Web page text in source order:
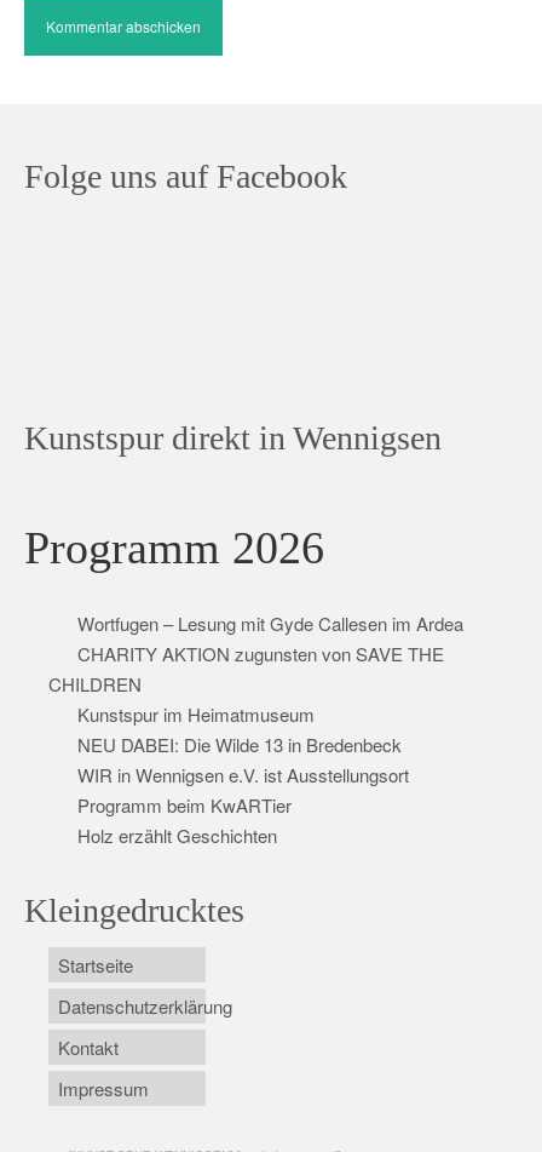
Folge uns auf Facebook
Kunstspur direkt in Wennigsen
Programm 2026
Wortfugen – Lesung mit Gyde Callesen im Ardea
CHARITY AKTION zugunsten von SAVE THE
CHILDREN
Kunstspur im Heimatmuseum
NEU DABEI: Die Wilde 13 in Bredenbeck
WIR in Wennigsen e.V. ist Ausstellungsort
Programm beim KwARTier
Holz erzählt Geschichten
Kleingedrucktes
Startseite
Datenschutzerklärung
Kontakt
Impressum